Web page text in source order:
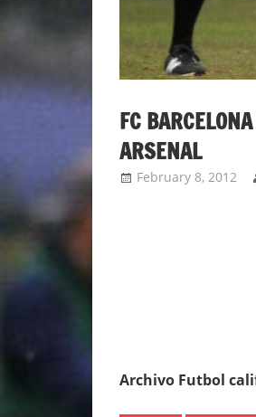
FC
ARSENAL
February 8, 2012
Archivo Futbol